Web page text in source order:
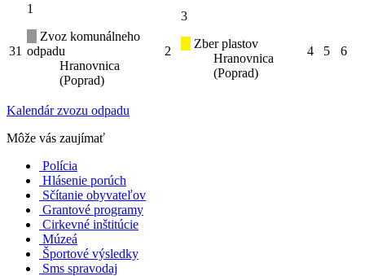
31
1
Zvoz komunálneho
odpadu
Hranovnica
(Poprad)
2
3
Zber plastov
Hranovnica
(Poprad)
4 5 6
Kalendár zvozu odpadu
Môže vás zaujímať
Polícia
Hlásenie porúch
Sčítanie obyvateľov
Grantové programy
Cirkevné inštitúcie
Múzeá
Športové výsledky
Sms spravodaj